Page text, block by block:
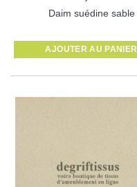
Daim suédine sable
AJOUTER AU PANIER